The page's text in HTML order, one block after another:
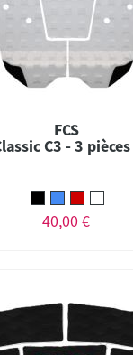
FCS
C3 - 3
40,00 €